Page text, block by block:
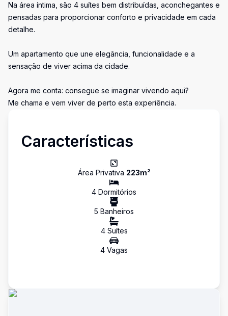
Na área íntima, são 4 suítes bem distribuídas, aconchegantes e
pensadas para proporcionar conforto e privacidade em cada
detalhe.
Um apartamento que une elegância, funcionalidade e a
sensação de viver acima da cidade.
Agora me conta: consegue se imaginar vivendo aqui?
Me chama e vem viver de perto esta experiência.
Características
Área Privativa 223m²
4 Dormitórios
5 Banheiros
4Suítes
4 Vagas